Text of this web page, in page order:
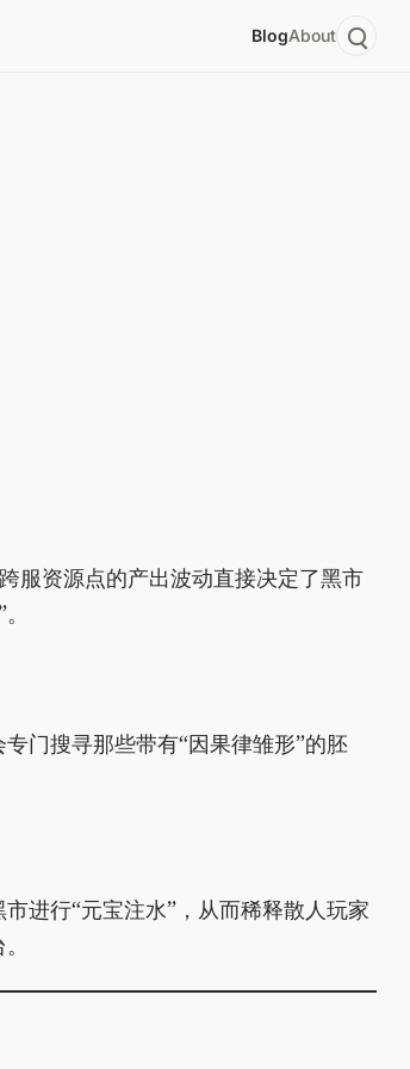
BlogAbout
服资源点的产出波动直接决定了黑市
门搜寻那些带有“因果律雏形”的胚
进行“元宝注水”，从而稀释散人玩家